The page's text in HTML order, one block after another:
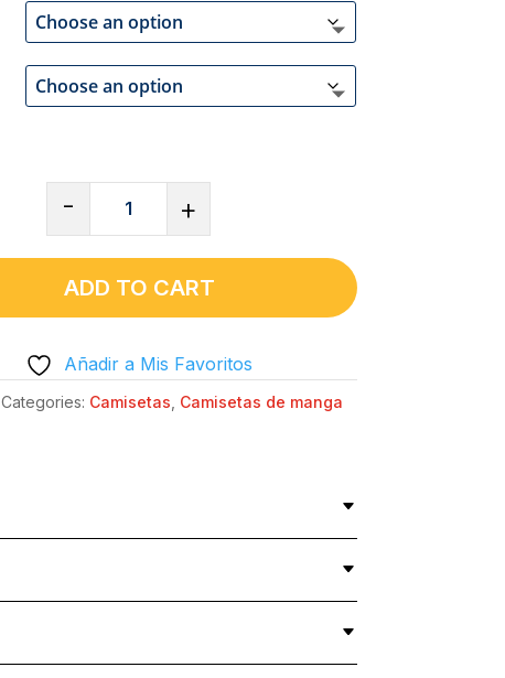
-
CUELLO
REDONDO
CLÁSICA
MUJER
|
+
ADD TO CART
Añadir a Mis Favoritos
Categories: Camisetas Camisetas de manga